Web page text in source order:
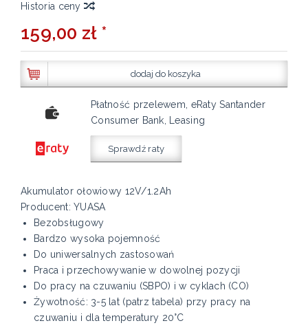
Historia ceny
159,00 zł *
dodaj do koszyka
Płatność przelewem, eRaty Santander
Consumer Bank, Leasing
Sprawdź raty
Akumulator ołowiowy 12V/1.2Ah
Producent: YUASA
Bezobsługowy
Bardzo wysoka pojemność
Do uniwersalnych zastosowań
Praca i przechowywanie w dowolnej pozycji
Do pracy na czuwaniu (SBPO) i w cyklach (CO)
Żywotność: 3-5 lat (patrz tabela) przy pracy na
czuwaniu i dla temperatury 20°C